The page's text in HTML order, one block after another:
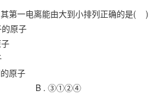
第一电离能由大到小排列正确的是( )
原子
原子
B . ③①②④